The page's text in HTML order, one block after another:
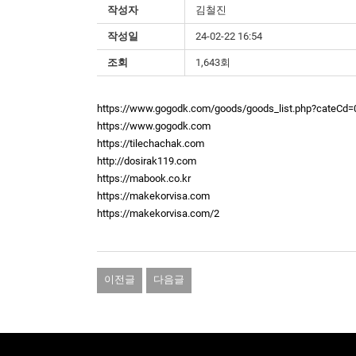
작성자 김철진
작성일 24-02-22 16:54
조회 1,643회
https://www.gogodk.com/goods/
https://www.gogodk.com
https://tilechachak.com
http://dosirak119.com
https://mabook.co.kr
https://makekorvisa.com
https://makekorvisa.com/2
이전글 다음글